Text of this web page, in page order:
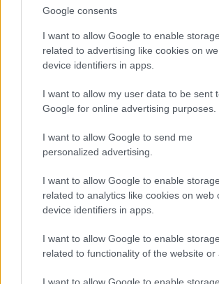
Google consents
I want to allow Google to enable storage
related to advertising like cookies on
device identifiers in apps.
I want to allow my user data to be sent
Google for online advertising purposes.
I want to allow Google to send me
personalized advertising.
I want to allow Google to enable storage
related to analytics like cookies on web
device identifiers in apps.
I want to allow Google to enable storage
related to functionality of the website or
I want to allow Google to enable storage
deux équipes :
La Rochelle - UBB Bordeaux
La Rochelle - UBB Bordeaux
Octobre)
UBB Bordeaux - La Rochelle
2027)
diffusion TV UBB Bordeaux La
CANAL+ . Ce match de la 1e journée
s'affronterUBB Bordeauxet
places UBB Bordeaux La Rochelle,
notre partenairePlaces-de-Rugby.com :